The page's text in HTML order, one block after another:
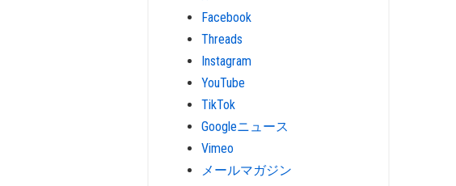
Facebook
Threads
Instagram
YouTube
TikTok
Googleニュース
Vimeo
メールマガジン